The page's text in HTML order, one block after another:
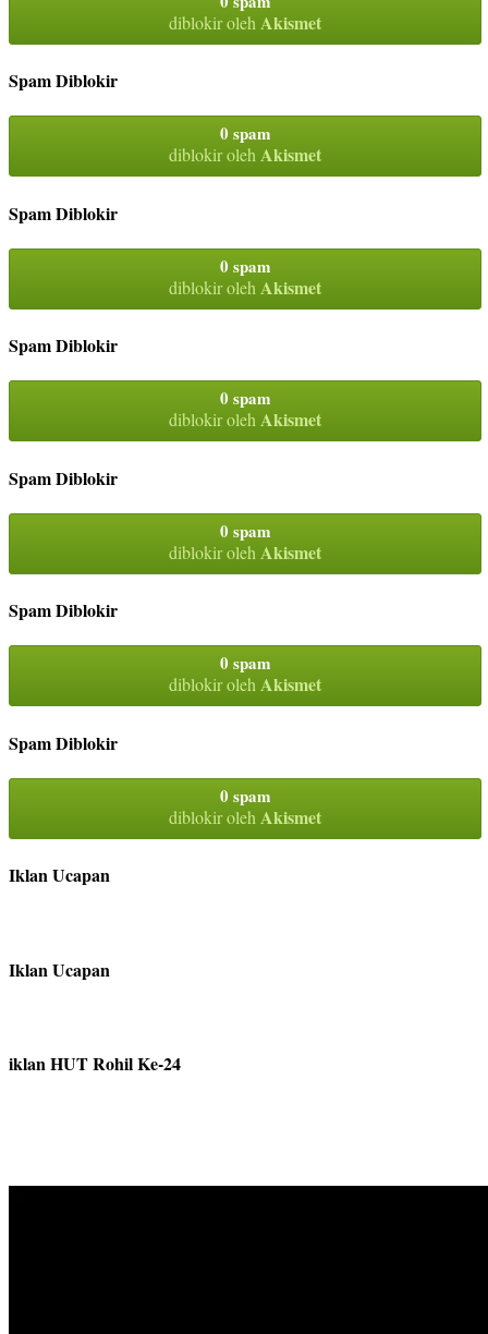
diblokir oleh Akismet
Spam Diblokir
0 spam
diblokir olehAkismet
Spam Diblokir
0 spam
diblokir oleh Akismet
Spam Diblokir
0 spam
diblokir olehAkismet
Spam Diblokir
0 spam
diblokir oleh Akismet
Spam Diblokir
0 spam
diblokir olehAkismet
Spam Diblokir
0 spam
diblokir oleh Akismet
Iklan Ucapan
Iklan Ucapan
iklan HUT Rohil Ke-24